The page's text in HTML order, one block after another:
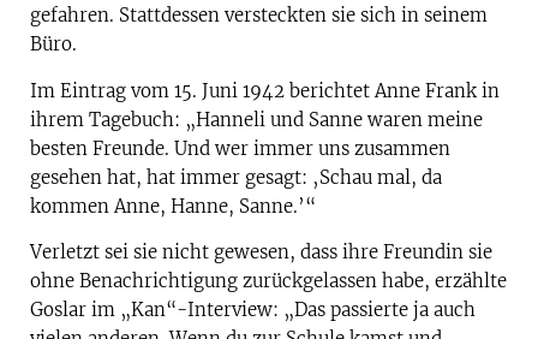
gefahren. Stattdessen versteckten sie sich in seinem
Büro.
Im Eintrag vom 15. Juni 1942 berichtet Anne Frank in
ihrem Tagebuch: „Hanneli und Sanne waren meine
besten Freunde. Und wer immer uns zusammen
gesehen hat, hat immer gesagt: ‚Schau mal, da
kommen Anne, Hanne, Sanne.’“
Verletzt sei sie nicht gewesen, dass ihre Freundin sie
ohne Benachrichtigung zurückgelassen habe, erzählte
Goslar im „Kan“-Interview: „Das passierte ja auch